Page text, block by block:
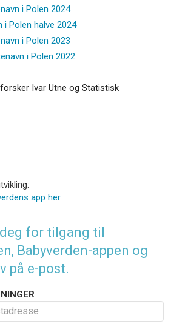
i Polen 2024
i Polen halve 2024
i Polen 2023
i Polen 2022
Ivar Utne og Statistisk
app her
for tilgang til
Babyverden-appen og
på e-post.